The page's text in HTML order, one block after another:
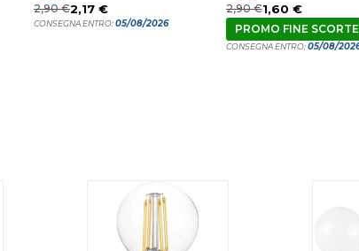
2,90 €2,17 €
CONSEGNA ENTRO:05/08/2026
2,90 €1,60 €
PROMO FINE SCORTE
CONSEGNA ENTRO:05/08/